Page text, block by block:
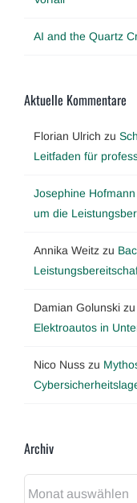
AI and the Quartz
Aktuelle Kommentare
Florian Ulrich zu
Leitfaden für
Josephine Hofmann
um die
Annika Weitz zu
Damian Golunski zu
Elektroautos in
Nico Nuss zu
Archiv